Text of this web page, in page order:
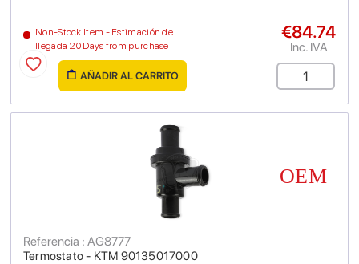
Non-Stock Item - Estimación de
llegada 20 Days from purchase
€84.74
Inc. IVA
AÑADIR AL CARRITO
Termostato - KTM 90135017000
Referencia : AG8777